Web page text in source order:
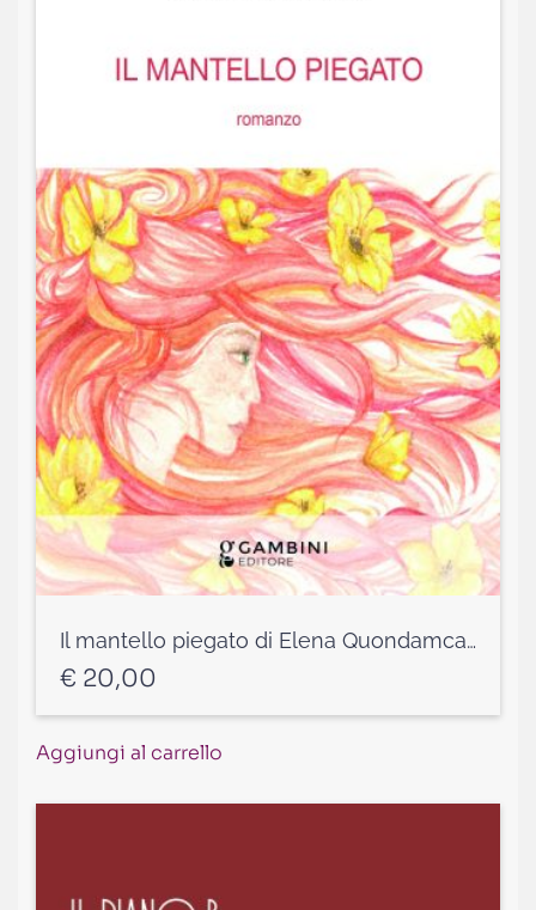
Il mantello piegato di Elena Quondamcarlo
€ 20,00
Aggiungi al carrello